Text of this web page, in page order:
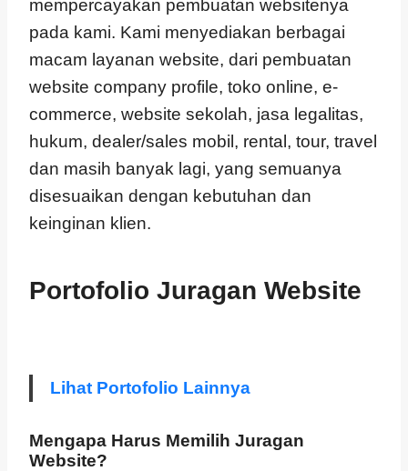
mempercayakan pembuatan websitenya
pada kami. Kami menyediakan berbagai
macam layanan website, dari pembuatan
website company profile, toko online, e-
commerce, website sekolah, jasa legalitas,
hukum, dealer/sales mobil, rental, tour, travel
dan masih banyak lagi, yang semuanya
disesuaikan dengan kebutuhan dan
keinginan klien.
Portofolio Juragan Website
Lihat Portofolio Lainnya
Mengapa Harus Memilih Juragan
Website?